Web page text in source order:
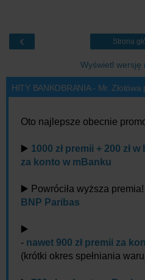
‹ Strona
Wyświetl wersję
HITY BANKOBRANIA - Mr. Złotówa
Oto najlepsze obecnie
▶️ 1000 zł premii + 200 zł
za konto w mBanku
▶️ Powróciła wyższa premia!
BNP Paribas
▶️
- nawet 900 zł premii za
(krótki okres spełniania